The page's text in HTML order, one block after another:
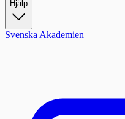
Hjälp
Svenska Akademien